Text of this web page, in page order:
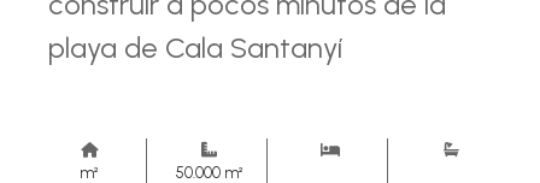
playa de Cala Santanyí
m² 50.000 m²